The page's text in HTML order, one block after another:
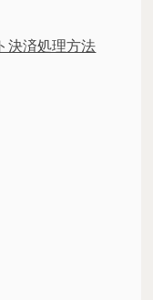
決済処理方法